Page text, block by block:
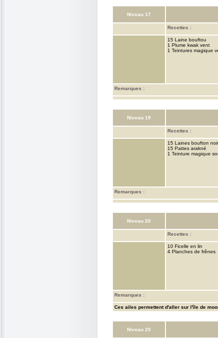
Niveau 17
Recettes :
15 Laine bouftou
1 Plume kwak vent
1 Teintures magique
Remarques :
Niveau 19
Recettes :
15 Laines boufton noir
15 Pattes arakné
1 Teinture magique
Remarques :
Niveau 20
Recettes :
10 Ficelle en lin
4 Planches de frênes
Remarques :
Ces ailes permettent d'aller sur l'île de
Niveau 20